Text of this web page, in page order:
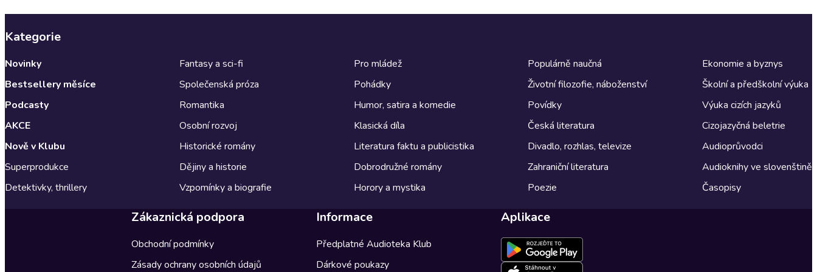
Kategorie
Novinky
Bestsellery měsíce
Podcasty
AKCE
Nově v Klubu
Superprodukce
Detektivky, thrillery
Fantasy a sci-fi
Společenská próza
Romantika
Osobní rozvoj
Historické romány
Dějiny a historie
Vzpomínky a biografie
Pro mládež
Pohádky
Humor, satira a komedie
Klasická díla
Literatura faktu a publicistika
Dobrodružné romány
Horory a mystika
Populárně naučná
Životní filozofie, náboženství
Povídky
Česká literatura
Divadlo, rozhlas, televize
Zahraniční literatura
Poezie
Ekonomie a byznys
Školní a předškolní výuka
Výuka cizích jazyků
Cizojazyčná beletrie
Audioprůvodci
Audioknihy ve slovenštině
Časopisy
Zákaznická podpora
Obchodní podmínky
Zásady ochrany osobních údajů
Informace
Předplatné Audioteka Klub
Dárkové poukazy
Aplikace